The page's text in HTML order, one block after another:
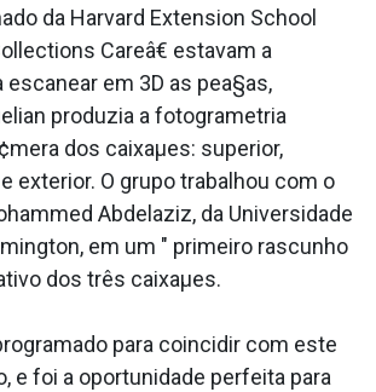
da Harvard Extension School
Careâ€ estavam a
em 3D as pea§as,
produzia a fotogrametria
dos caixaµes: superior,
exterior. O grupo trabalhou com o
Abdelaziz, da Universidade
em um " primeiro rascunho
dos três caixaµes.
para coincidir com este
e foi a oportunidade perfeita para